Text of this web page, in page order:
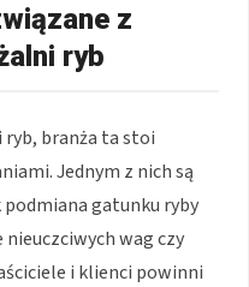
z
ryb
branża ta stoi
Jednym z nich są
gatunku ryby
wag czy
i klienci powinni